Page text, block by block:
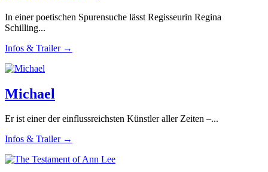
In einer poetischen Spurensuche lässt Regisseurin Regina
Schilling...
Infos & Trailer →
Michael
Er ist einer der einflussreichsten Künstler aller Zeiten –...
Infos & Trailer →